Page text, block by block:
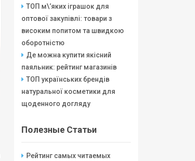
ТОП м\’яких іграшок для
оптової закупівлі: товари з
високим попитом та швидкою
оборотністю
Де можна купити якісний
паяльник: рейтинг магазинів
ТОП українських брендів
натуральної косметики для
щоденного догляду
Полезные Статьи
Рейтинг самых читаемых